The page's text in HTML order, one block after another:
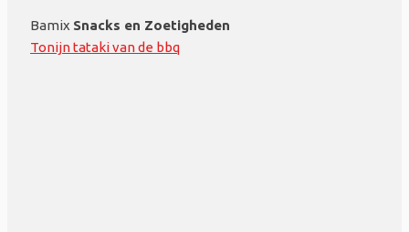
Bamix Snacks en Zoetigheden
Tonijn tataki van de bbq